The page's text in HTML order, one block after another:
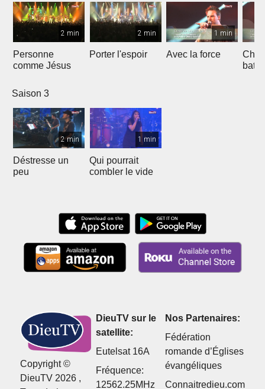
2 min
Personne
comme Jésus
2 min
Porter l'espoir
1 min
Avec la force
Saison 3
2 min
Déstresse un
peu
1 min
Qui pourrait
combler le vide
Copyright ©
DieuTV 2026 ,
DieuTV sur le
satellite:
Eutelsat 16A
Fréquence:
12562.25MHz
Nos Partenaires:
Fédération
romande d’Églises
évangéliques
Connaitredieu.com